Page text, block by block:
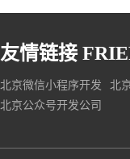
友情链接
北京微信小程序开发 北
北京公众号开发公司